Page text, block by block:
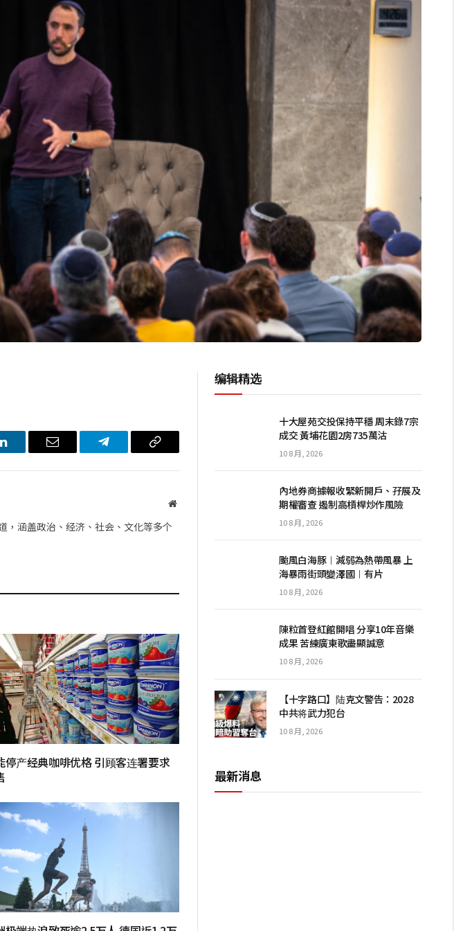
LinkedIn 电
Telegram 复
网
，涵盖政治、经济、社会、文化等多个
停产经典咖啡优格 引顾客连署要求
编辑精选
十大屋苑交投保持平穩 周末錄7宗
成交 黃埔花園2房735萬沽
10 8 月, 2026
內地券商據報收緊新開戶、孖展及
期權審查 遏制高槓桿炒作風險
10 8 月, 2026
颱風白海豚︱減弱為熱帶風暴 上
海暴雨街頭變澤國︱有片
10 8 月, 2026
陳粒首登紅館開唱 分享10年音樂
成果 苦練廣東歌盡顯誠意
10 8 月, 2026
【十字路口】陆克文警告：2028
中共将武力犯台
10 8 月, 2026
最新消息